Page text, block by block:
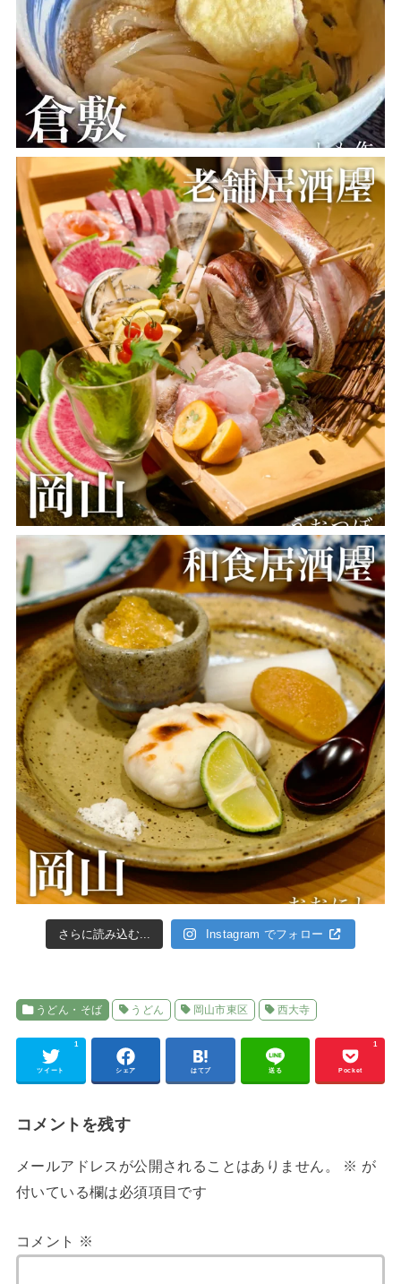
さらに読み込む... Instagram でフォロー
うどん・そば うどん 岡山市東区 西大寺
ツイート
1
シェア はてブ 送る Pocket
1
コメントを残す
メールアドレスが公開されることはありません。 ※ が
付いている欄は必須項目です
コメント ※